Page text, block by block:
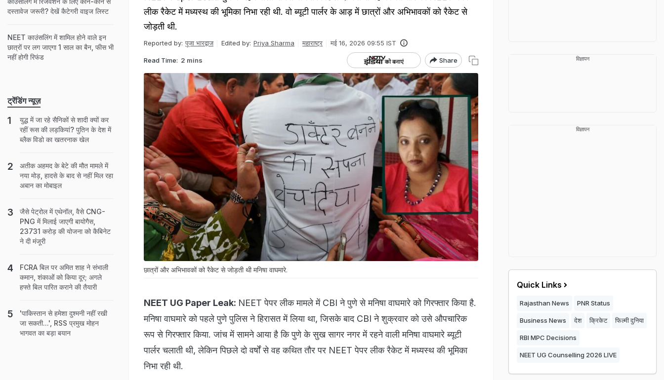
लीक रैकेट में मध्यस्थ की भूमिका निभा रही थी. वो ब्यूटी पार्लर के आड़ में छात्रों और अभिभावकों को रैकेट से
जोड़ती थी.
Reported by: पूजा भारद्वाज Edited by: Priya Sharma महाराष्ट्र मई 16, 2026 09:55 IST
Read Time: 2 mins Share
छात्रों और अभिभावकों को रैकेट से जोड़ती थी मनिषा वाघमारे.
NEET UG Paper Leak: NEET पेपर लीक मामले में CBI ने पुणे से मनिषा वाघमारे को गिरफ्तार किया है.
मनिषा वाघमारे को पहले पुणे पुलिस ने हिरासत में लिया था, जिसके बाद CBI ने शुक्रवार को उसे औपचारिक
रूप से गिरफ्तार किया. जांच में सामने आया है कि पुणे के सुख सागर नगर में रहने वाली मनिषा वाघमारे ब्यूटी
पार्लर चलाती थी, लेकिन पिछले दो वर्षों से वह कथित तौर पर NEET पेपर लीक रैकेट में मध्यस्थ की भूमिका
निभा रही थी.
दस्तावेज जरूरी? देखें कैटेगरी वाइज लिस्ट
NEET काउंसलिंग में शामिल होने वाले इन
छात्रों पर लग जाएगा 1 साल का बैन, फीस भी
नहीं होगी रिफंड
ट्रेंडिंग न्यूज़
युद्ध में जा रहे सैनिकों से शादी क्यों कर
रहीं रूस की लड़कियां? पुतिन के देश में
ब्लैक विडो का खतरनाक खेल
अतीक अहमद के बेटे की मौत मामले में
नया मोड़, हादसे के बाद से नहीं मिल रहा
अबान का मोबाइल
जैसे पेट्रोल में एथेनॉल, वैसे CNG-
PNG में मिलाई जाएगी बायोगैस,
23731 करोड़ की योजना को कैबिनेट
ने दी मंजूरी
FCRA बिल पर अमित शाह ने संभाली
कमान, शंकाओं को किया दूर; अगले
हफ्ते बिल पारित कराने की तैयारी
'पाकिस्तान से हमेशा दुश्मनी नहीं रखी
जा सकती...', RSS प्रमुख मोहन
भागवत का बड़ा बयान
विज्ञापन
विज्ञापन
Quick Links
Rajasthan News PNR Status
Business News देश क्रिकेट फिल्मी दुनिया
RBI MPC Decisions
NEET UG Counselling 2026 LIVE